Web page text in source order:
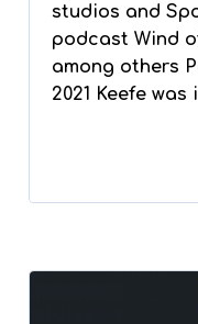
studios and
podcast Wind
among others
2021 Keefe was